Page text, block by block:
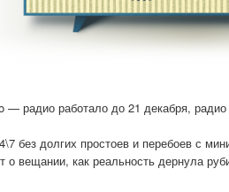
— радио работало до 21 декабря,
без долгих простоев и перебоев с
о вещании, как реальность дернула